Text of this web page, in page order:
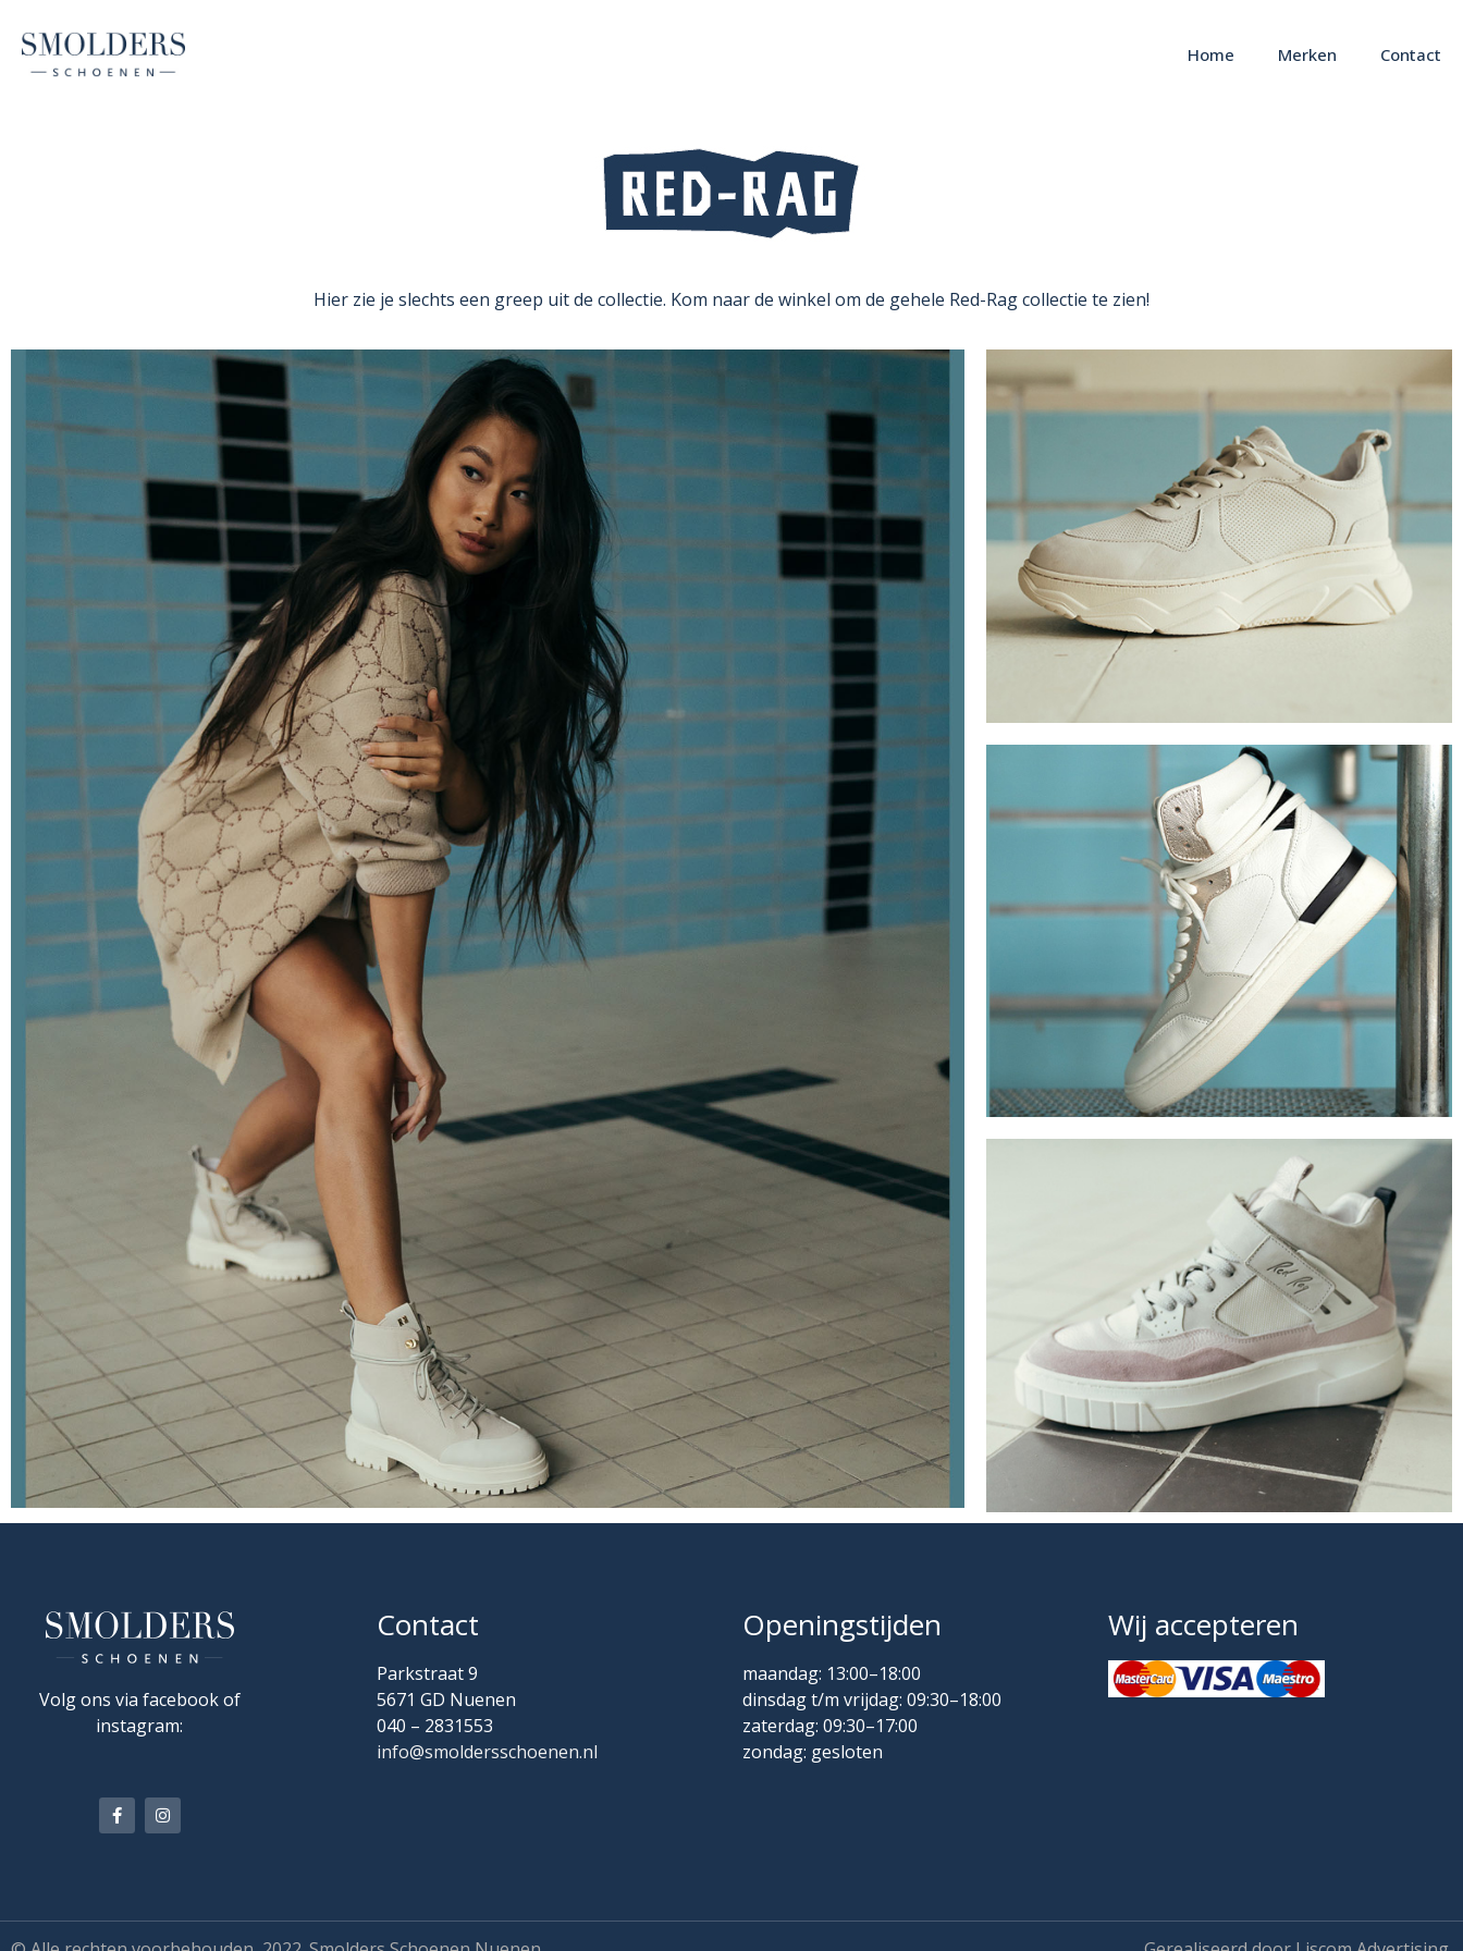
Home Merken Contact
Hier zie je slechts een greep uit de collectie. Kom naar de winkel om de gehele Red-Rag collectie te zien!
Volg ons via facebook of
instagram:
Contact
Parkstraat 9
5671 GD Nuenen
040 – 2831553
info@smoldersschoenen.nl
Openingstijden
maandag: 13:00–18:00
dinsdag t/m vrijdag: 09:30–18:00
zaterdag: 09:30–17:00
zondag: gesloten
Wij accepteren